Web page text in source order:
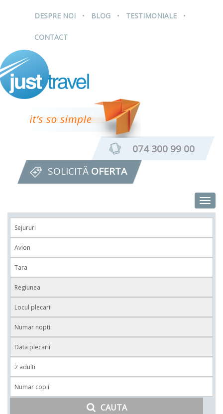
DESPRE NOI . BLOG . TESTIMONIALE .
CONTACT
074 300 99 00
SOLICITĂ OFERTA
CAUTA